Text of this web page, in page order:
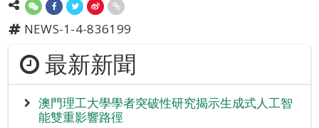
NEWS-1-4-836199
最新新聞
澳門理工大學學者突破性研究揭示生成式人工智
能雙重影響路徑